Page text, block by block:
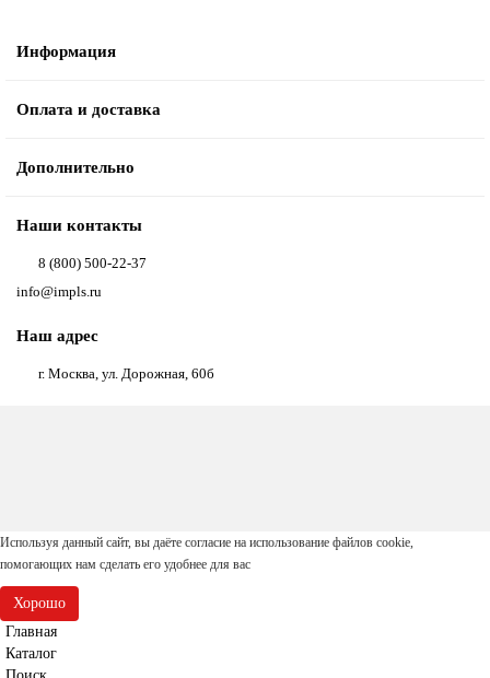
Информация
Оплата и доставка
Дополнительно
Наши контакты
8 (800) 500-22-37
info@impls.ru
Наш адрес
г. Москва, ул. Дорожная, 60б
Используя данный сайт, вы даёте согласие на использование файлов cookie,
помогающих нам сделать его удобнее для вас
Хорошо
Главная
Каталог